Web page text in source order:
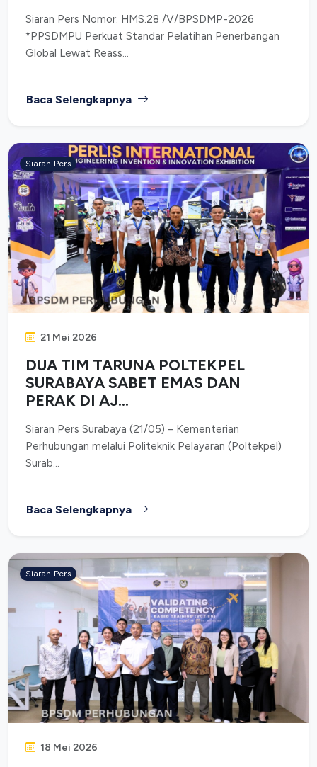
Siaran Pers Nomor: HMS.28 /V/BPSDMP-2026
*PPSDMPU Perkuat Standar Pelatihan Penerbangan
Global Lewat Reass...
Baca Selengkapnya
Siaran Pers
21 Mei 2026
DUA TIM TARUNA POLTEKPEL
SURABAYA SABET EMAS DAN
PERAK DI AJ...
Siaran Pers Surabaya (21/05) – Kementerian
Perhubungan melalui Politeknik Pelayaran (Poltekpel)
Surab...
Baca Selengkapnya
Siaran Pers
18 Mei 2026